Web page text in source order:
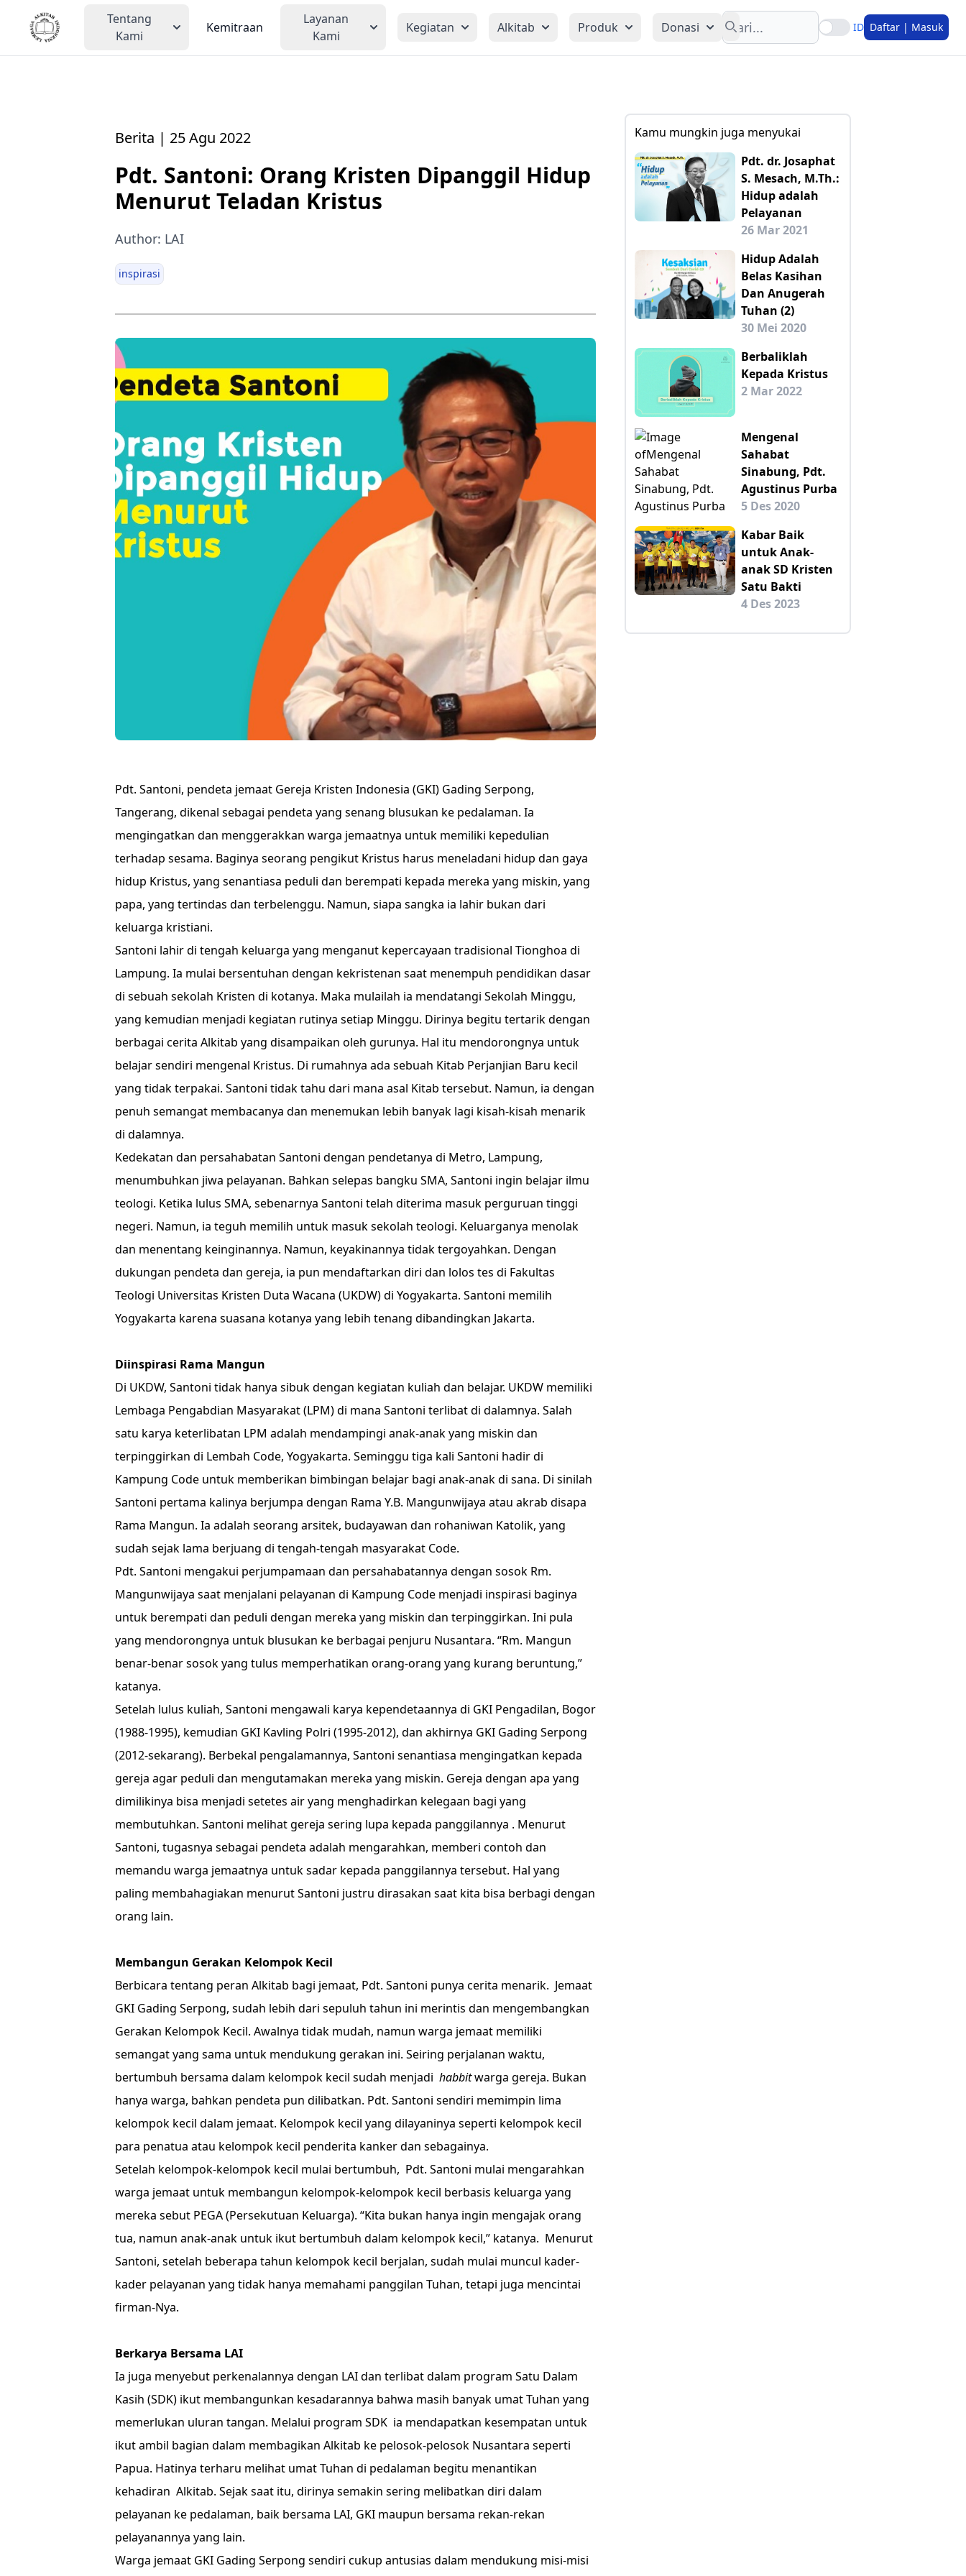
Tentang
Kami
Kemitraan
Layanan
Kami
Kegiatan Alkitab Produk Donasi
Search
ID Daftar | Masuk
Berita | 25 Agu 2022
Pdt. Santoni: Orang Kristen Dipanggil Hidup
Menurut Teladan Kristus
Author: LAI
inspirasi
Pdt. Santoni, pendeta jemaat Gereja Kristen Indonesia (GKI) Gading Serpong,
Tangerang, dikenal sebagai pendeta yang senang blusukan ke pedalaman. Ia
mengingatkan dan menggerakkan warga jemaatnya untuk memiliki kepedulian
terhadap sesama. Baginya seorang pengikut Kristus harus meneladani hidup dan gaya
hidup Kristus, yang senantiasa peduli dan berempati kepada mereka yang miskin, yang
papa, yang tertindas dan terbelenggu. Namun, siapa sangka ia lahir bukan dari
keluarga kristiani.
Santoni lahir di tengah keluarga yang menganut kepercayaan tradisional Tionghoa di
Lampung. Ia mulai bersentuhan dengan kekristenan saat menempuh pendidikan dasar
di sebuah sekolah Kristen di kotanya. Maka mulailah ia mendatangi Sekolah Minggu,
yang kemudian menjadi kegiatan rutinya setiap Minggu. Dirinya begitu tertarik dengan
berbagai cerita Alkitab yang disampaikan oleh gurunya. Hal itu mendorongnya untuk
belajar sendiri mengenal Kristus. Di rumahnya ada sebuah Kitab Perjanjian Baru kecil
yang tidak terpakai. Santoni tidak tahu dari mana asal Kitab tersebut. Namun, ia dengan
penuh semangat membacanya dan menemukan lebih banyak lagi kisah-kisah menarik
di dalamnya.
Kedekatan dan persahabatan Santoni dengan pendetanya di Metro, Lampung,
menumbuhkan jiwa pelayanan. Bahkan selepas bangku SMA, Santoni ingin belajar ilmu
teologi. Ketika lulus SMA, sebenarnya Santoni telah diterima masuk perguruan tinggi
negeri. Namun, ia teguh memilih untuk masuk sekolah teologi. Keluarganya menolak
dan menentang keinginannya. Namun, keyakinannya tidak tergoyahkan. Dengan
dukungan pendeta dan gereja, ia pun mendaftarkan diri dan lolos tes di Fakultas
Teologi Universitas Kristen Duta Wacana (UKDW) di Yogyakarta. Santoni memilih
Yogyakarta karena suasana kotanya yang lebih tenang dibandingkan Jakarta.
Diinspirasi Rama Mangun
Di UKDW, Santoni tidak hanya sibuk dengan kegiatan kuliah dan belajar. UKDW memiliki
Lembaga Pengabdian Masyarakat (LPM) di mana Santoni terlibat di dalamnya. Salah
satu karya keterlibatan LPM adalah mendampingi anak-anak yang miskin dan
terpinggirkan di Lembah Code, Yogyakarta. Seminggu tiga kali Santoni hadir di
Kampung Code untuk memberikan bimbingan belajar bagi anak-anak di sana. Di sinilah
Santoni pertama kalinya berjumpa dengan Rama Y.B. Mangunwijaya atau akrab disapa
Rama Mangun. Ia adalah seorang arsitek, budayawan dan rohaniwan Katolik, yang
sudah sejak lama berjuang di tengah-tengah masyarakat Code.
Pdt. Santoni mengakui perjumpamaan dan persahabatannya dengan sosok Rm.
Mangunwijaya saat menjalani pelayanan di Kampung Code menjadi inspirasi baginya
untuk berempati dan peduli dengan mereka yang miskin dan terpinggirkan. Ini pula
yang mendorongnya untuk blusukan ke berbagai penjuru Nusantara. “Rm. Mangun
benar-benar sosok yang tulus memperhatikan orang-orang yang kurang beruntung,”
katanya.
Setelah lulus kuliah, Santoni mengawali karya kependetaannya di GKI Pengadilan, Bogor
(1988-1995), kemudian GKI Kavling Polri (1995-2012), dan akhirnya GKI Gading Serpong
(2012-sekarang). Berbekal pengalamannya, Santoni senantiasa mengingatkan kepada
gereja agar peduli dan mengutamakan mereka yang miskin. Gereja dengan apa yang
dimilikinya bisa menjadi setetes air yang menghadirkan kelegaan bagi yang
membutuhkan. Santoni melihat gereja sering lupa kepada panggilannya . Menurut
Santoni, tugasnya sebagai pendeta adalah mengarahkan, memberi contoh dan
memandu warga jemaatnya untuk sadar kepada panggilannya tersebut. Hal yang
paling membahagiakan menurut Santoni justru dirasakan saat kita bisa berbagi dengan
orang lain.
Membangun Gerakan Kelompok Kecil
Berbicara tentang peran Alkitab bagi jemaat, Pdt. Santoni punya cerita menarik. Jemaat
GKI Gading Serpong, sudah lebih dari sepuluh tahun ini merintis dan mengembangkan
Gerakan Kelompok Kecil. Awalnya tidak mudah, namun warga jemaat memiliki
semangat yang sama untuk mendukung gerakan ini. Seiring perjalanan waktu,
bertumbuh bersama dalam kelompok kecil sudah menjadi habbitwarga gereja. Bukan
hanya warga, bahkan pendeta pun dilibatkan. Pdt. Santoni sendiri memimpin lima
kelompok kecil dalam jemaat. Kelompok kecil yang dilayaninya seperti kelompok kecil
para penatua atau kelompok kecil penderita kanker dan sebagainya.
Setelah kelompok-kelompok kecil mulai bertumbuh, Pdt. Santoni mulai mengarahkan
warga jemaat untuk membangun kelompok-kelompok kecil berbasis keluarga yang
mereka sebut PEGA (Persekutuan Keluarga). “Kita bukan hanya ingin mengajak orang
tua, namun anak-anak untuk ikut bertumbuh dalam kelompok kecil,” katanya. Menurut
Santoni, setelah beberapa tahun kelompok kecil berjalan, sudah mulai muncul kader-
kader pelayanan yang tidak hanya memahami panggilan Tuhan, tetapi juga mencintai
firman-Nya.
Berkarya Bersama LAI
Ia juga menyebut perkenalannya dengan LAI dan terlibat dalam program Satu Dalam
Kasih (SDK) ikut membangunkan kesadarannya bahwa masih banyak umat Tuhan yang
memerlukan uluran tangan. Melalui program SDK ia mendapatkan kesempatan untuk
ikut ambil bagian dalam membagikan Alkitab ke pelosok-pelosok Nusantara seperti
Papua. Hatinya terharu melihat umat Tuhan di pedalaman begitu menantikan
kehadiran Alkitab. Sejak saat itu, dirinya semakin sering melibatkan diri dalam
pelayanan ke pedalaman, baik bersama LAI, GKI maupun bersama rekan-rekan
pelayanannya yang lain.
Warga jemaat GKI Gading Serpong sendiri cukup antusias dalam mendukung misi-misi
Kamu mungkin juga menyukai
Pdt. dr. Josaphat
S. Mesach, M.Th.:
Hidup adalah
Pelayanan
26 Mar 2021
Hidup Adalah
Belas Kasihan
Dan Anugerah
Tuhan (2)
30 Mei 2020
Berbaliklah
Kepada Kristus
2 Mar 2022
Mengenal
Sahabat
Sinabung, Pdt.
Agustinus Purba
5 Des 2020
Kabar Baik
untuk Anak-
anak SD Kristen
Satu Bakti
4 Des 2023